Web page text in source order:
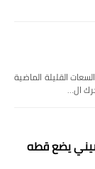
القليلة الماضية
ال…
يضع قطه